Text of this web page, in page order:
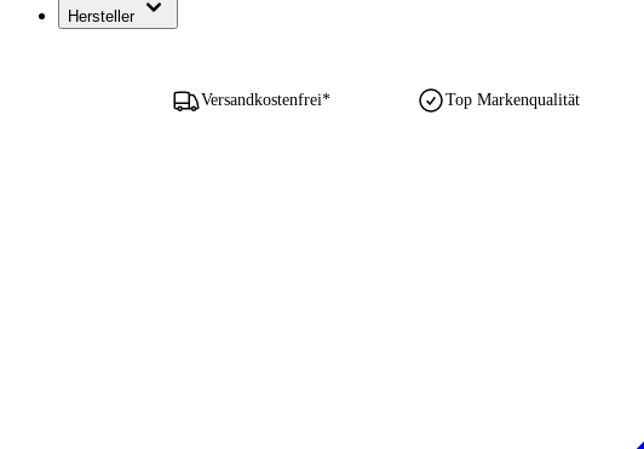
Hersteller
Versandkostenfrei* Top Markenqualität